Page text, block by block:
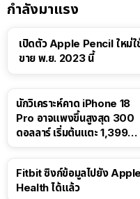
กำลังมาแรง
เปิดตัว Apple Pencil ใหม่
ขาย พ.ย. 2023 นี้
นักวิเคราะห์คาด iPhone 18
Pro อาจแพงขึ้นสูงสุด 300
ดอลลาร์ เริ่มต้นแตะ 1,399
Fitbit ซิงก์ข้อมูลไปยัง Apple
Health ได้แล้ว